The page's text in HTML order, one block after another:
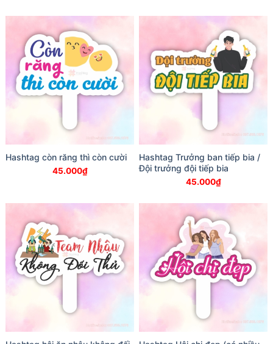
Hashtag còn răng thì còn cười
45.000₫
Hashtag Trưởng ban tiếp bia /
Đội trưởng đội tiếp bia
45.000₫